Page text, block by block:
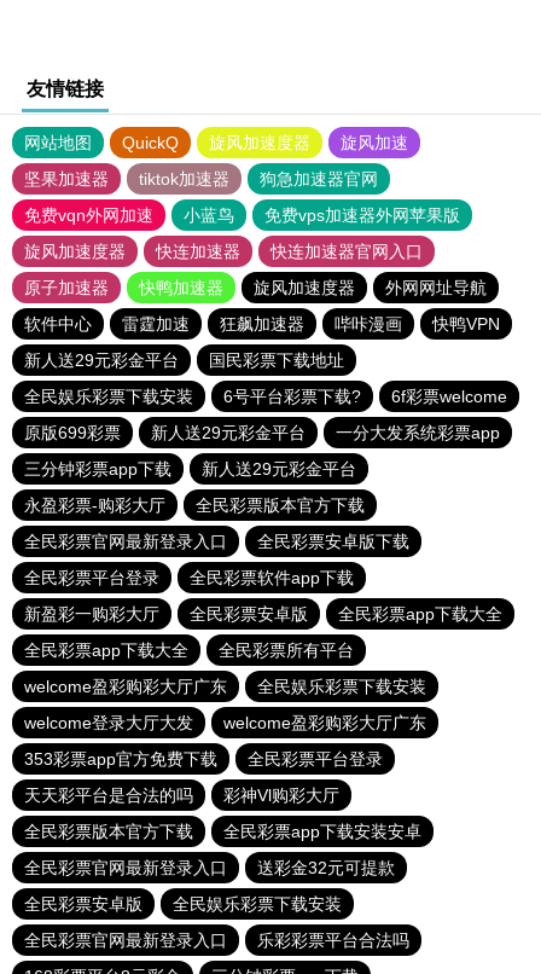
友情链接
网站地图 QuickQ 旋风加速度器
旋风加速
坚果加速器
tiktok加速器
狗急加速器官网
免费vqn外网加速
小蓝鸟
免费vps加速器外网苹果版
旋风加速度器
快连加速器
快连加速器官网入口
原子加速器
快鸭加速器 旋风加速度器
外网网址导航
软件中心
雷霆加速 狂飙加速器 哔咔漫画
快鸭VPN
新人送29元彩金平台
国民彩票下载地址
全民娱乐彩票下载安装
6号平台彩票下载?
6f彩票welcome
原版699彩票
新人送29元彩金平台
一分大发系统彩票app
三分钟彩票app下载
新人送29元彩金平台
永盈彩票-购彩大厅
全民彩票版本官方下载
全民彩票官网最新登录入口
全民彩票安卓版下载
全民彩票平台登录
全民彩票软件app下载
新盈彩一购彩大厅
全民彩票安卓版
全民彩票app下载大全
全民彩票app下载大全
全民彩票所有平台
welcome盈彩购彩大厅广东
全民娱乐彩票下载安装
welcome登录大厅大发
welcome盈彩购彩大厅广东
353彩票app官方免费下载
全民彩票平台登录
天天彩平台是合法的吗
彩神Vl购彩大厅
全民彩票版本官方下载
全民彩票app下载安装安卓
全民彩票官网最新登录入口
送彩金32元可提款
全民彩票安卓版
全民娱乐彩票下载安装
全民彩票官网最新登录入口
乐彩彩票平台合法吗